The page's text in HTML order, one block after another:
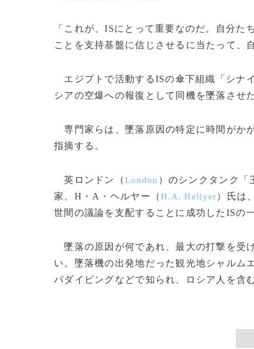
「これが、ISにとって重要なのだ。自分
ことを支持基盤に信じさせるに当たって、
エジプトで活動するISの傘下組織「シナ
シアの空爆への報復として同機を墜落させ
専門家らは、墜落原因の特定に時間がか
指摘する。
英ロンドン（London ）のシンクタンク「
家、H・A・ヘルヤー（H.A. Hellyer）氏は
世間の議論を支配することに成功したISの
墜落の原因が何であれ、最大の打撃を受
い。墜落機の出発地だった観光地シャルム
バダイビングなどで知られ、ロシア人を含